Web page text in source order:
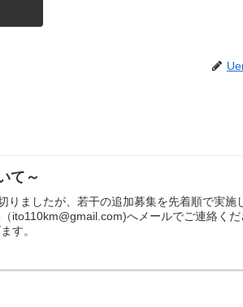
て～
りましたが、若干の追加募集を先着順で実施
ito110km@gmail.com)へメールでご連絡くだ
す。